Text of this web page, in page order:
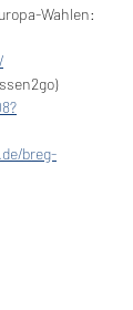
Wahlen:
breg-